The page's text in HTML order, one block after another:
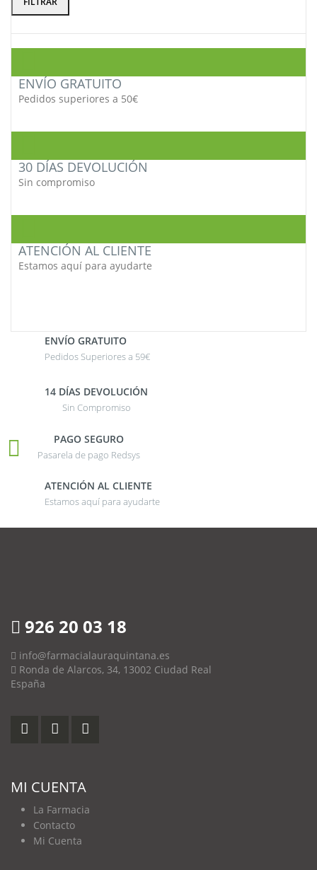
mínimo
máximo
ENVÍO GRATUITO
Pedidos superiores a 50€
30 DÍAS DEVOLUCIÓN
Sin compromiso
ATENCIÓN AL CLIENTE
Estamos aquí para ayudarte
ENVÍO GRATUITO
Pedidos Superiores a 59€
14 DÍAS DEVOLUCIÓN
Sin Compromiso
PAGO SEGURO
Pasarela de pago Redsys
ATENCIÓN AL CLIENTE
Estamos aquí para ayudarte
926 20 03 18
info@farmacialauraquintana.es
Ronda de Alarcos, 34, 13002 Ciudad Real
España
MI CUENTA
La Farmacia
Contacto
Mi Cuenta